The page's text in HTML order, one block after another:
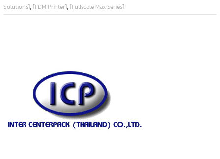
Solutions],[FDM Printer],[Fullscale Max Series]